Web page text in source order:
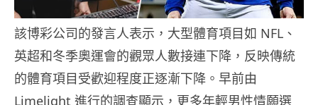
該博彩公司的發言人表示，大型體育項目如 NFL、
英超和冬季奧運會的觀眾人數接連下降，反映傳統
的體育項目受歡迎程度正逐漸下降。早前由
Limelight 進行的調查顯示，更多年輕男性情願選